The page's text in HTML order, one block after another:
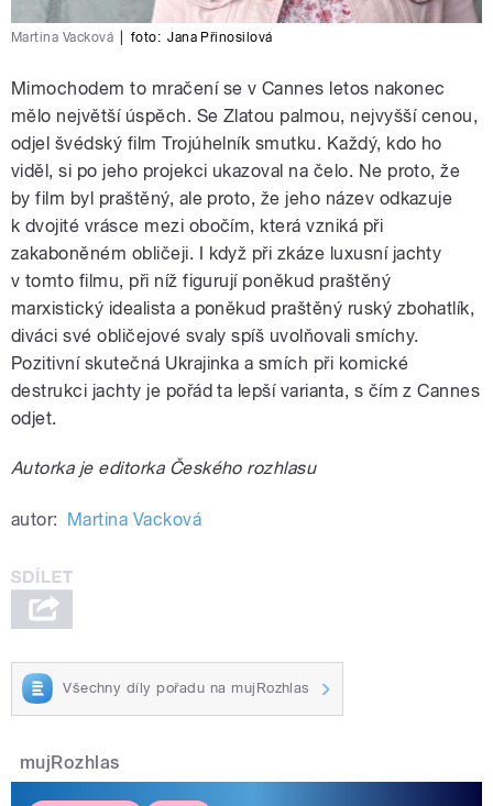
Martina Vacková foto: Jana Přinosilová
Mimochodem to mračení se v Cannes letos nakonec
mělo největší úspěch. Se Zlatou palmou, nejvyšší cenou,
odjel švédský film Trojúhelník smutku. Každý, kdo ho
viděl, si po jeho projekci ukazoval na čelo. Ne proto, že
by film byl praštěný, ale proto, že jeho název odkazuje
k dvojité vrásce mezi obočím, která vzniká při
zakaboněném obličeji. I když při zkáze luxusní jachty
v tomto filmu, při níž figurují poněkud praštěný
marxistický idealista a poněkud praštěný ruský zbohatlík,
diváci své obličejové svaly spíš uvolňovali smíchy.
Pozitivní skutečná Ukrajinka a smích při komické
destrukci jachty je pořád ta lepší varianta, s čím z Cannes
odjet.
Autorka je editorka Českého rozhlasu
autor: Martina Vacková
Všechny díly pořadu na mujRozhlas
mujRozhlas